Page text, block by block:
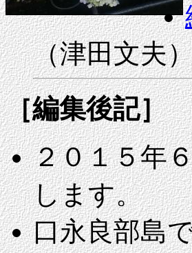
（津田文夫
［編集後記］
２０１５年
します。
口永良部島